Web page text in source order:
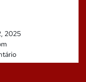
2025